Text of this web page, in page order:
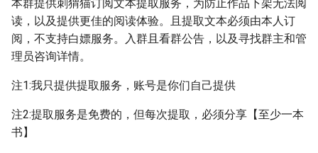
本群提供刺猬猫订阅文本提取服务，为防止作品下架无法阅
读，以及提供更佳的阅读体验。且提取文本必须由本人订
阅，不支持白嫖服务。入群且看群公告，以及寻找群主和管
理员咨询详情。
注1:我只提供提取服务，账号是你们自己提供
注2:提取服务是免费的，但每次提取，必须分享【至少一本
书】